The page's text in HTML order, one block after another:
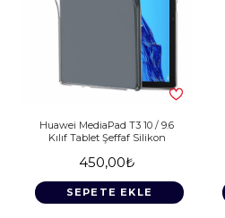
Huawei MediaPad T3 10 / 9.6
Kılıf Tablet Şeffaf Silikon
450,00₺
SEPETE EKLE